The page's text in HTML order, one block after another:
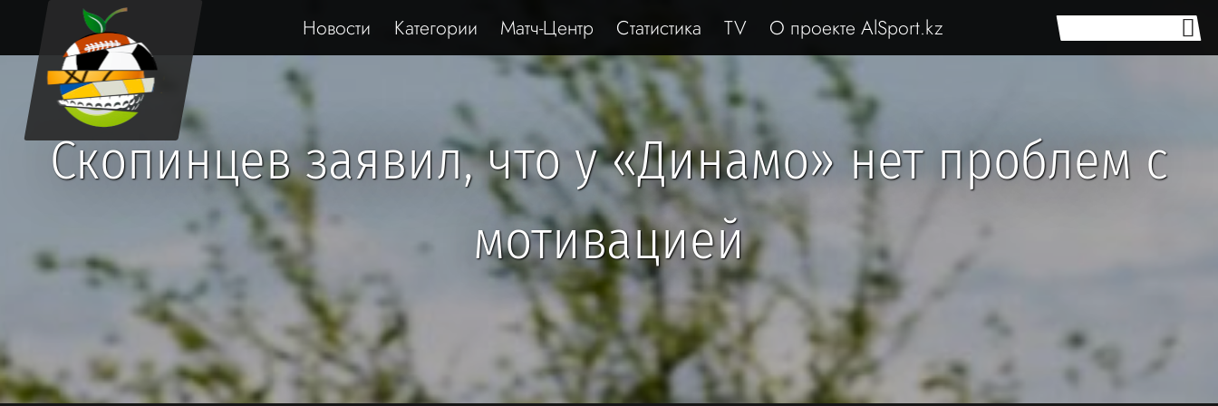
Новости Категории Матч-Центр Статистика TV О проекте AlSport.kz
Скопинцев заявил, что у «Динамо» нет проблем с
мотивацией